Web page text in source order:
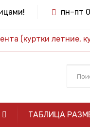
пн–пт
(куртки летние,
ТАБЛИЦА